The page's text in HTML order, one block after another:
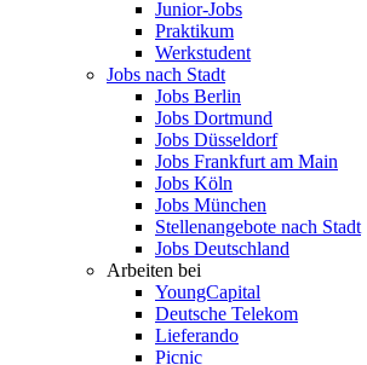
Junior-Jobs
Praktikum
Werkstudent
Jobs nach Stadt
Jobs Berlin
Jobs Dortmund
Jobs Düsseldorf
Jobs Frankfurt am Main
Jobs Köln
Jobs München
Stellenangebote nach Stadt
Jobs Deutschland
Arbeiten bei
YoungCapital
Deutsche Telekom
Lieferando
Picnic